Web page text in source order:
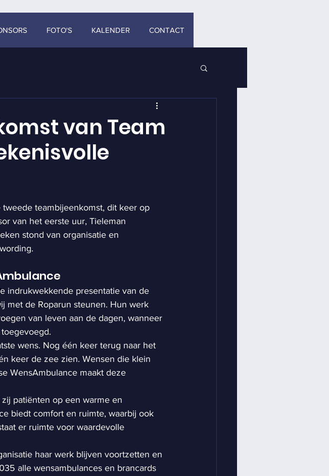
FOTO'S KALENDER CONTACT
van Team
teambijeenkomst, dit keer op
van het eerste uur, Tieleman
stond van organisatie en
indrukwekkende presentatie van de
met de Roparun steunen. Hun werk
van leven aan de dagen, wanneer
wens. Nog één keer terug naar het
keer de zee zien. Wensen die klein
WensAmbulance maakt deze
patiënten op een warme en
biedt comfort en ruimte, waarbij ook
er ruimte voor waardevolle
haar werk blijven voortzetten en
alle wensambulances en brancards